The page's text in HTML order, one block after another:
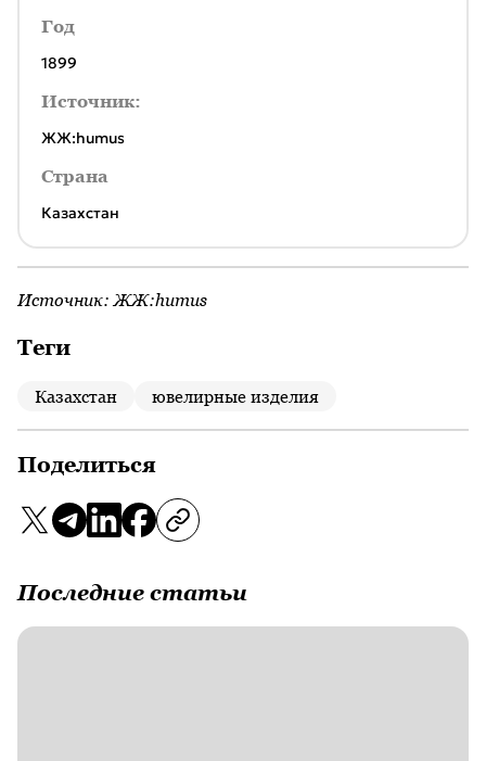
Год
1899
Источник:
ЖЖ:humus
Страна
Казахстан
Источник: ЖЖ:humus
Теги
Казахстан ювелирные изделия
Поделиться
Последние статьи